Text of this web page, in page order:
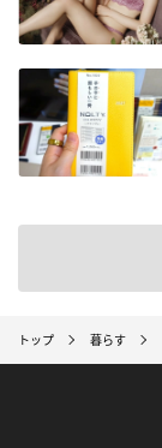
トップ 暮らす